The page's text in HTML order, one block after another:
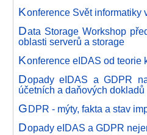
Konference Svět informatiky
Data Storage Workshop
oblasti serverů a storage
Konference eIDAS od teorie
Dopady eIDAS a GDPR
účetních a daňových dokladů
GDPR - mýty, fakta a stav
Dopady eIDAS a GDPR